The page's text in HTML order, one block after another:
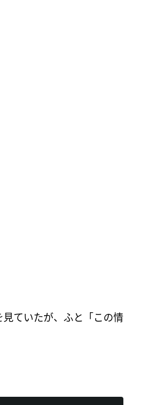
ていたが、ふと「この情